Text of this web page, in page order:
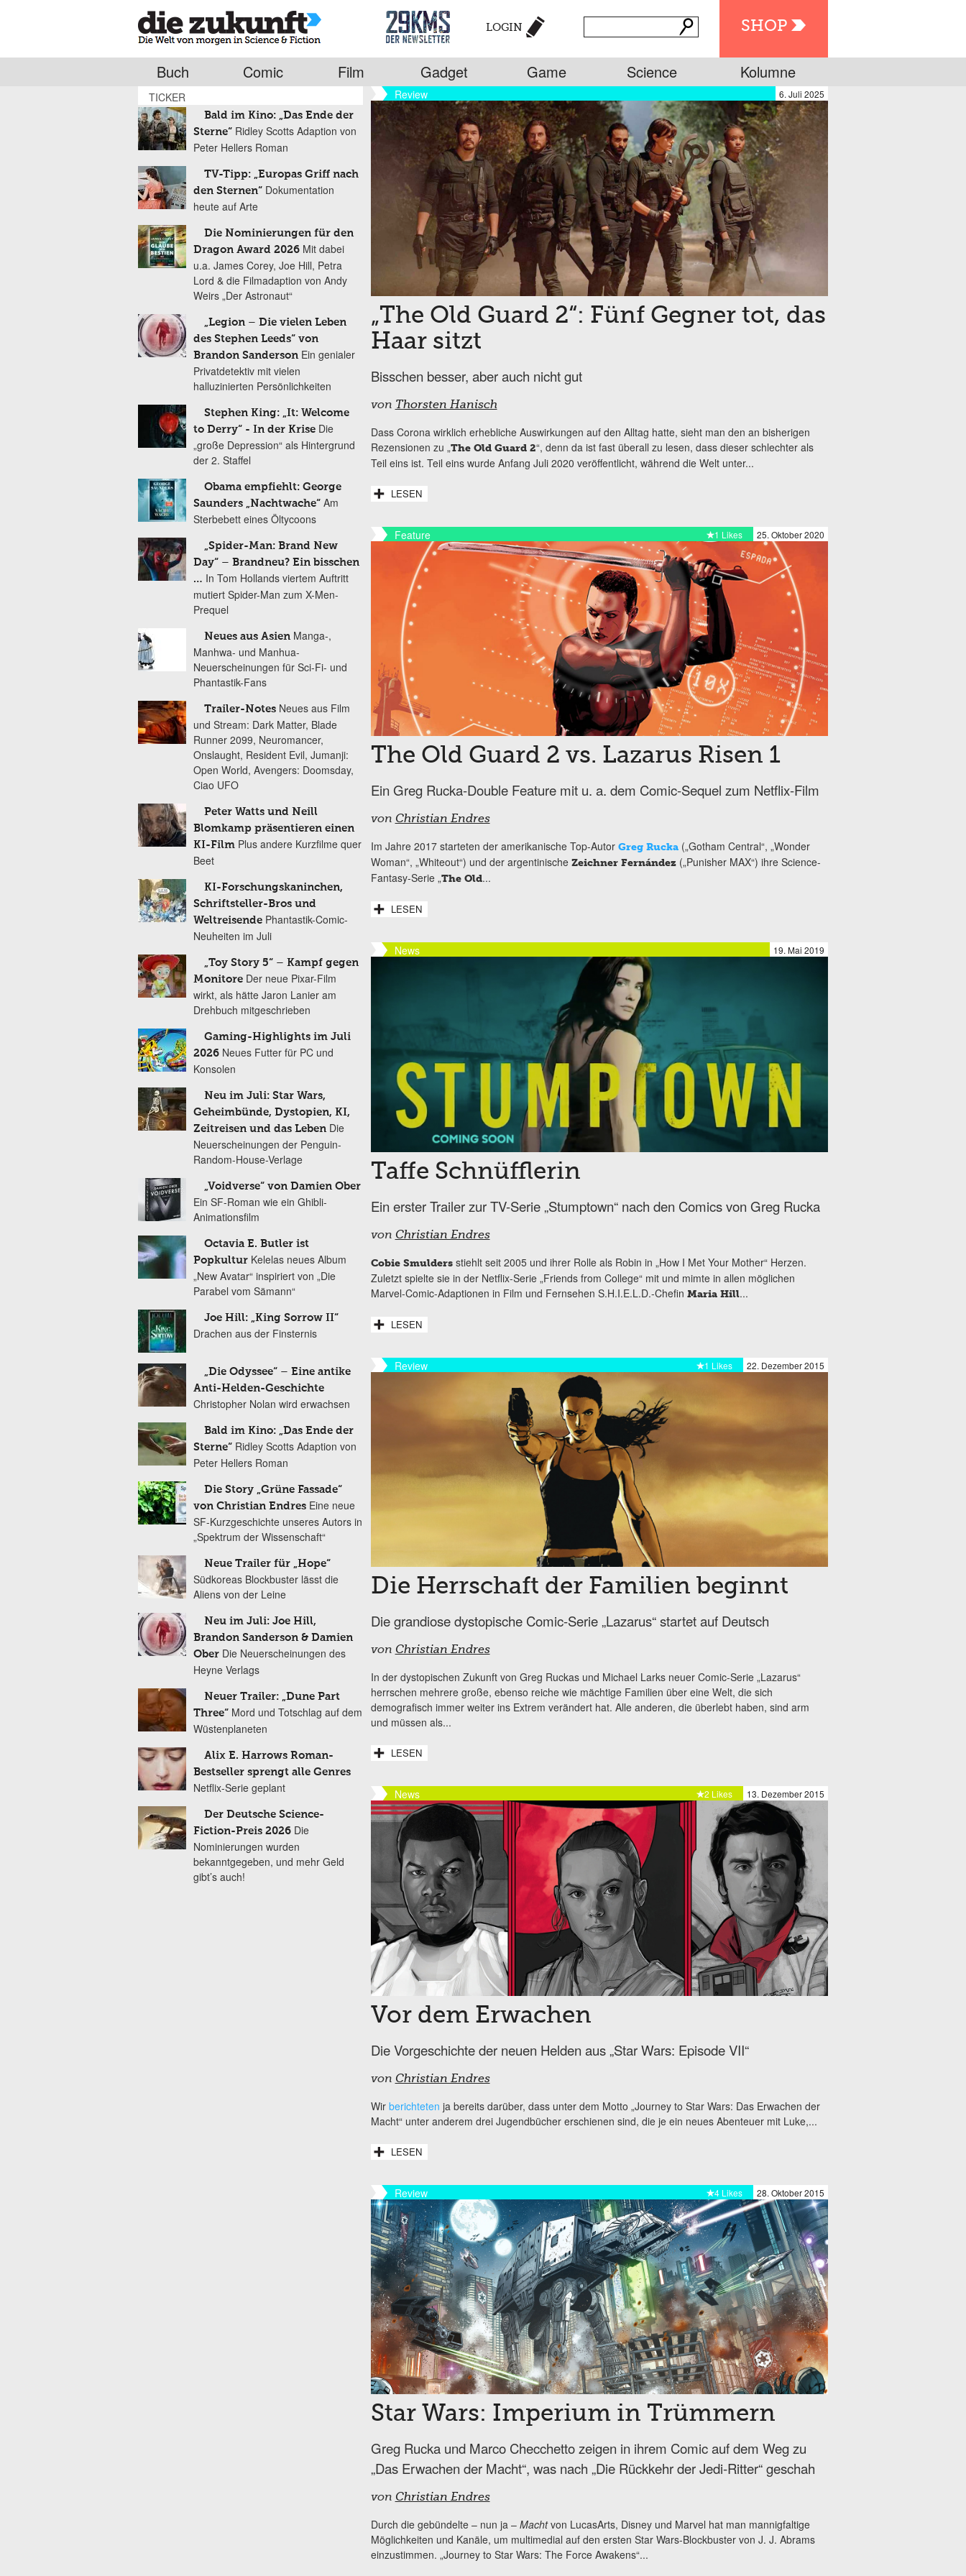
SHOP
LOGIN
Buch Comic Film Gadget Game Science Kolumne
Review 6. Juli 2025
„The Old Guard 2“: Fünf Gegner tot, das
Haar sitzt
Bisschen besser, aber auch nicht gut
von Thorsten Hanisch
Dass Corona wirklich erhebliche Auswirkungen auf den Alltag hatte, sieht man den an bisherigen
Rezensionen zu „The Old Guard 2“, denn da ist fast überall zu lesen, dass dieser schlechter als
Teil eins ist. Teil eins wurde Anfang Juli 2020 veröffentlicht, während die Welt unter...
LESEN
Feature 25. Oktober 2020
1 Likes
The Old Guard 2 vs. Lazarus Risen 1
Ein Greg Rucka-Double Feature mit u. a. dem Comic-Sequel zum Netflix-Film
von Christian Endres
Im Jahre 2017 starteten der amerikanische Top-Autor Greg Rucka(„Gotham Central“, „Wonder
Woman“, „Whiteout“) und der argentinische Zeichner Fernández(„Punisher MAX“) ihre Science-
Fantasy-Serie „The Old...
LESEN
News 19. Mai 2019
Taffe Schnüfflerin
Ein erster Trailer zur TV-Serie „Stumptown“ nach den Comics von Greg Rucka
von Christian Endres
Cobie Smuldersstiehlt seit 2005 und ihrer Rolle als Robin in „How I Met Your Mother“ Herzen.
Zuletzt spielte sie in der Netflix-Serie „Friends from College“ mit und mimte in allen möglichen
Marvel-Comic-Adaptionen in Film und Fernsehen S.H.I.E.L.D.-Chefin Maria Hill...
LESEN
Review 22. Dezember 2015
1 Likes
Die Herrschaft der Familien beginnt
Die grandiose dystopische Comic-Serie „Lazarus“ startet auf Deutsch
von Christian Endres
In der dystopischen Zukunft von Greg Ruckas und Michael Larks neuer Comic-Serie „Lazarus“
herrschen mehrere große, ebenso reiche wie mächtige Familien über eine Welt, die sich
demografisch immer weiter ins Extrem verändert hat. Alle anderen, die überlebt haben, sind arm
und müssen als...
LESEN
News 13. Dezember 2015
2 Likes
Vor dem Erwachen
Die Vorgeschichte der neuen Helden aus „Star Wars: Episode VII“
von Christian Endres
Wir berichteten ja bereits darüber, dass unter dem Motto „Journey to Star Wars: Das Erwachen der
Macht“ unter anderem drei Jugendbücher erschienen sind, die je ein neues Abenteuer mit Luke,...
LESEN
Review 28. Oktober 2015
4 Likes
Star Wars: Imperium in Trümmern
Greg Rucka und Marco Checchetto zeigen in ihrem Comic auf dem Weg zu
„Das Erwachen der Macht“, was nach „Die Rückkehr der Jedi-Ritter“ geschah
von Christian Endres
Durch die gebündelte – nun ja – Machtvon LucasArts, Disney und Marvel hat man mannigfaltige
Möglichkeiten und Kanäle, um multimedial auf den ersten Star Wars-Blockbuster von J. J. Abrams
einzustimmen. „Journey to Star Wars: The Force Awakens“...
TICKER
Bald im Kino: „Das Ende der
Sterne“ Ridley Scotts Adaption von
Peter Hellers Roman
TV-Tipp: „Europas Griff nach
den Sternen“ Dokumentation
heute auf Arte
Die Nominierungen für den
Dragon Award 2026 Mit dabei
u.a. James Corey, Joe Hill, Petra
Lord & die Filmadaption von Andy
Weirs „Der Astronaut“
„Legion – Die vielen Leben
des Stephen Leeds“ von
Brandon Sanderson Ein genialer
Privatdetektiv mit vielen
halluzinierten Persönlichkeiten
Stephen King: „It: Welcome
to Derry“ - In der Krise Die
„große Depression“ als Hintergrund
der 2. Staffel
Obama empfiehlt: George
Saunders „Nachtwache“ Am
Sterbebett eines Öltycoons
„Spider-Man: Brand New
Day“ – Brandneu? Ein bisschen
… In Tom Hollands viertem Auftritt
mutiert Spider-Man zum X-Men-
Prequel
Neues aus Asien Manga-,
Manhwa- und Manhua-
Neuerscheinungen für Sci-Fi- und
Phantastik-Fans
Trailer-Notes Neues aus Film
und Stream: Dark Matter, Blade
Runner 2099, Neuromancer,
Onslaught, Resident Evil, Jumanji:
Open World, Avengers: Doomsday,
Ciao UFO
Peter Watts und Neill
Blomkamp präsentieren einen
KI-Film Plus andere Kurzfilme quer
Beet
KI-Forschungskaninchen,
Schriftsteller-Bros und
Weltreisende Phantastik-Comic-
Neuheiten im Juli
„Toy Story 5“ – Kampf gegen
Monitore Der neue Pixar-Film
wirkt, als hätte Jaron Lanier am
Drehbuch mitgeschrieben
Gaming-Highlights im Juli
2026 Neues Futter für PC und
Konsolen
Neu im Juli: Star Wars,
Geheimbünde, Dystopien, KI,
Zeitreisen und das Leben Die
Neuerscheinungen der Penguin-
Random-House-Verlage
„Voidverse“ von Damien Ober
Ein SF-Roman wie ein Ghibli-
Animationsfilm
Octavia E. Butler ist
Popkultur Kelelas neues Album
„New Avatar“ inspiriert von „Die
Parabel vom Sämann“
Joe Hill: „King Sorrow II“
Drachen aus der Finsternis
„Die Odyssee“ – Eine antike
Anti-Helden-Geschichte
Christopher Nolan wird erwachsen
Bald im Kino: „Das Ende der
Sterne“ Ridley Scotts Adaption von
Peter Hellers Roman
Die Story „Grüne Fassade“
von Christian Endres Eine neue
SF-Kurzgeschichte unseres Autors in
„Spektrum der Wissenschaft“
Neue Trailer für „Hope“
Südkoreas Blockbuster lässt die
Aliens von der Leine
Neu im Juli: Joe Hill,
Brandon Sanderson & Damien
Ober Die Neuerscheinungen des
Heyne Verlags
Neuer Trailer: „Dune Part
Three“ Mord und Totschlag auf dem
Wüstenplaneten
Alix E. Harrows Roman-
Bestseller sprengt alle Genres
Netflix-Serie geplant
Der Deutsche Science-
Fiction-Preis 2026 Die
Nominierungen wurden
bekanntgegeben, und mehr Geld
gibt’s auch!